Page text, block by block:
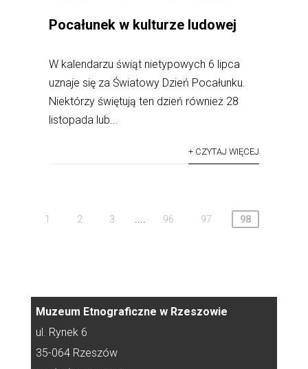
Pocałunek w kulturze ludowej
W kalendarzu świąt nietypowych 6 lipca
uznaje się za Światowy Dzień Pocałunku.
Niektórzy świętują ten dzień również 28
listopada lub...
+ CZYTAJ WIĘCEJ
1 2 3 .... 96 97 98
Muzeum Etnograficzne w Rzeszowie
ul. Rynek 6
35-064 Rzeszów